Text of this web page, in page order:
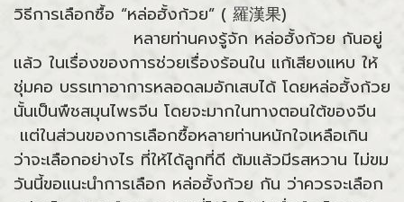
วิธีการเลือกซื้อ “หล่อฮั้งก้วย” ( 羅漢果)
หลายท่านคงรู้จัก หล่อฮั้งก้วย กันอยู่
แล้ว ในเรื่องของการช่วยเรื่องร้อนใน แก้เสียงแหบ ให้
ชุ่มคอ บรรเทาอาการหลอดลมอักเสบได้ โดยหล่อฮั้งก้วย
นั้นเป็นพืชสมุนไพรจีน โดยจะมากในทางตอนใต้ของจีน
แต่ในส่วนของการเลือกซื้อหลายท่านหนักใจเหลือเกิน
ว่าจะเลือกอย่างไร ที่ให้ได้ลูกที่ดี ต้มแล้วมีรสหวาน ไม่ขม
วันนี้ขอแนะนำการเลือก หล่อฮั้งก้วย กัน ว่าควรจะเลือก